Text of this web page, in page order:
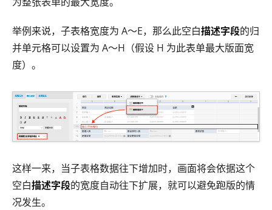
举例来说，子表格宽度为 A～E，那么此空白描述字段的归
并单元格可以设置为 A～H（假设 H 为此表单最大版面宽
度）。
这样一来，当子表格数据往下增加时，画面将会依据这个
空白描述字段的宽度自动往下扩展，就可以避免跑版的情
况发生。